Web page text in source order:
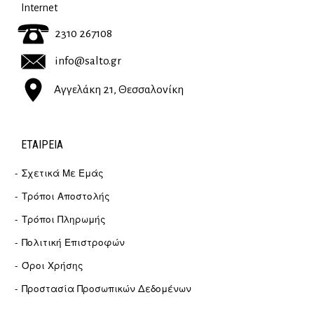
Internet
2310 267108
info@salto.gr
Αγγελάκη 21, Θεσσαλονίκη
ΕΤΑΙΡΕΊΑ
Σχετικά Με Εμάς
Τρόποι Αποστολής
Τρόποι Πληρωμής
Πολιτική Επιστροφών
Όροι Χρήσης
Προστασία Προσωπικών Δεδομένων